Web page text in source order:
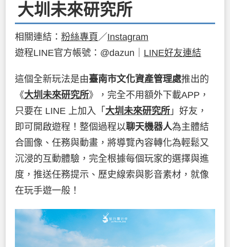
大圳未來研究所
相關連結： 粉絲專頁 ／Instagram
遊程LINE官方帳號：@dazun｜ LINE好友連結
這個全新玩法是由臺南市文化資產管理處推出的
《大圳未來研究所》，完全不用額外下載APP，
只要在 LINE 上加入「 大圳未來研究所 」好友，
即可開啟遊程！整個過程以聊天機器人為主體結
合圖像、任務與動畫，將導覽內容轉化為輕鬆又
沉浸的互動體驗，完全根據每個玩家的選擇與進
度，推送任務提示、歷史線索與影音素材，就像
在玩手遊一般！